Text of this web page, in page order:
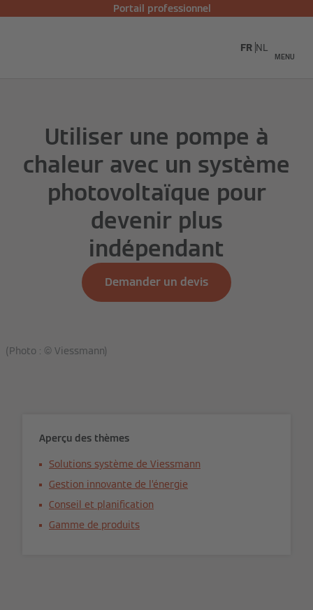
Portail professionnel
MENU
FR NL
Utiliser une pompe à
chaleur avec un système
photovoltaïque pour
devenir plus
indépendant
Demander un devis
(Photo : © Viessmann)
Aperçu des thèmes
Solutions système de Viessmann
Gestion innovante de l’énergie
Conseil et planification
Gamme de produits